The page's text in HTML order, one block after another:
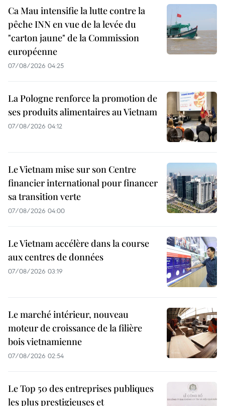
Ca Mau intensifie la lutte contre la
pêche INN en vue de la levée du
"carton jaune" de la Commission
européenne
07/08/2026 04:25
La Pologne renforce la promotion de
ses produits alimentaires au Vietnam
07/08/2026 04:12
Le Vietnam mise sur son Centre
financier international pour financer
sa transition verte
07/08/2026 04:00
Le Vietnam accélère dans la course
aux centres de données
07/08/2026 03:19
Le marché intérieur, nouveau
moteur de croissance de la filière
bois vietnamienne
07/08/2026 02:54
Le Top 50 des entreprises publiques
les plus prestigieuses et